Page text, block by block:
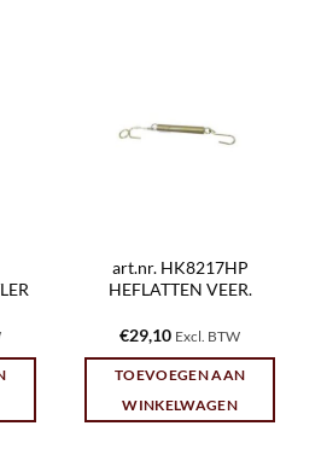
art.nr. HK8217HP
HEFLATTEN VEER.
€29,10 Excl. BTW
TOEVOEGEN AAN
WINKELWAGEN